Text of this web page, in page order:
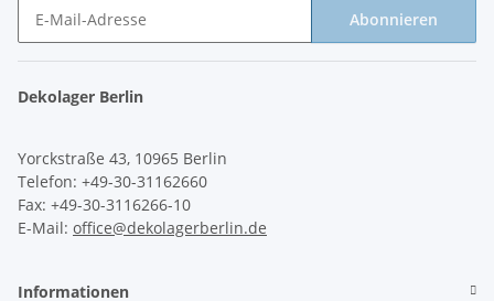
Abonnieren
Dekolager Berlin
Yorckstraße 43, 10965 Berlin
Telefon: +49-30-31162660
Fax: +49-30-3116266-10
E-Mail: office@dekolagerberlin.de
Informationen